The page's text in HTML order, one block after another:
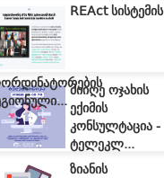
REAct სისტემის
მიიღე ოჯახის
ექიმის
კონსულტაცია -
ტელეკლ...
ზიანის